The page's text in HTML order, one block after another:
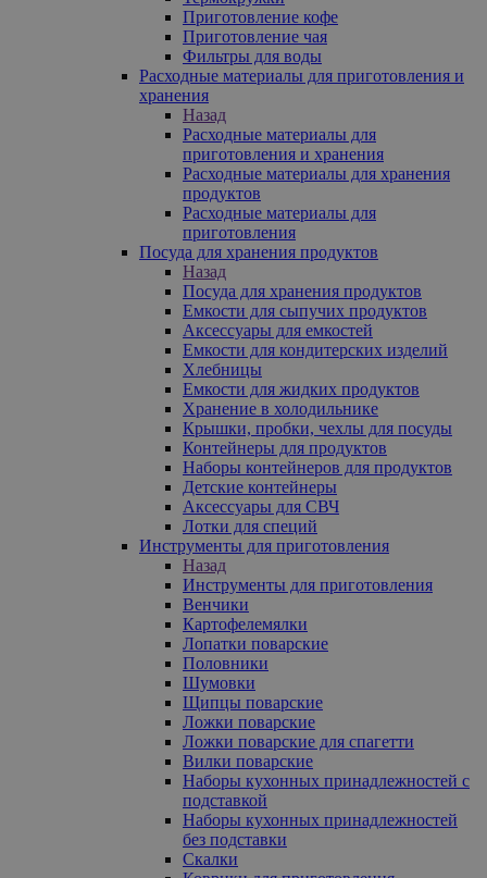
Приготовление кофе
Приготовление чая
Фильтры для воды
Расходные материалы для приготовления и
хранения
Назад
Расходные материалы для
приготовления и хранения
Расходные материалы для хранения
продуктов
Расходные материалы для
приготовления
Посуда для хранения продуктов
Назад
Посуда для хранения продуктов
Емкости для сыпучих продуктов
Аксессуары для емкостей
Емкости для кондитерских изделий
Хлебницы
Емкости для жидких продуктов
Хранение в холодильнике
Крышки, пробки, чехлы для посуды
Контейнеры для продуктов
Наборы контейнеров для продуктов
Детские контейнеры
Аксессуары для СВЧ
Лотки для специй
Инструменты для приготовления
Назад
Инструменты для приготовления
Венчики
Картофелемялки
Лопатки поварские
Половники
Шумовки
Щипцы поварские
Ложки поварские
Ложки поварские для спагетти
Вилки поварские
Наборы кухонных принадлежностей с
подставкой
Наборы кухонных принадлежностей
без подставки
Скалки